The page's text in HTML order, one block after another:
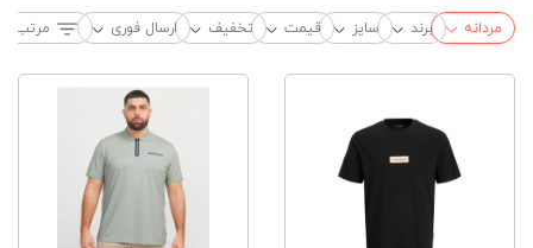
مردانه برند سایز قیمت تخفیف ارسال فوری